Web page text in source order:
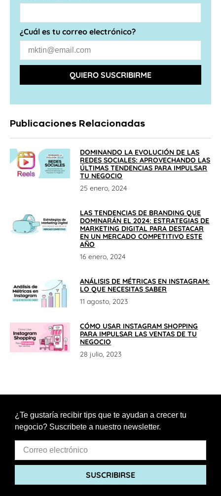
¿Cuál es tu correo electrónico?
QUIERO SUSCRIBIRME
Publicaciones Relacionadas
DOMINANDO LA EVOLUCIÓN DE LAS
REDES SOCIALES: APROVECHANDO LAS
ÚLTIMAS TENDENCIAS PARA IMPULSAR
TU NEGOCIO
25 enero, 2024
LAS TENDENCIAS DE BRANDING QUE
DOMINARÁN EL 2024: ESTRATEGIAS DE
MARKETING DIGITAL PARA DESTACAR
EN UN MERCADO COMPETITIVO ESTE
AÑO
16 enero, 2024
ANÁLISIS DE MÉTRICAS EN INSTAGRAM:
LO QUE NECESITAS SABER
11 agosto, 2023
CÓMO USAR INSTAGRAM SHOPPING
PARA IMPULSAR LAS VENTAS DE TU
NEGOCIO
28 julio, 2023
¿Te gustaría recibir tips que te ayudan a crecer tu
negocio? Suscribete a nuestro newsletter.
SUSCRIBIRSE